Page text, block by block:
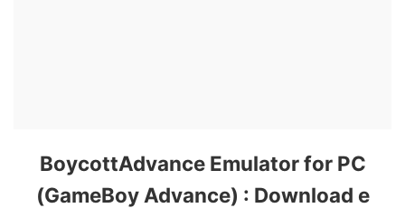
BoycottAdvance Emulator for PC
(GameBoy Advance) : Download e